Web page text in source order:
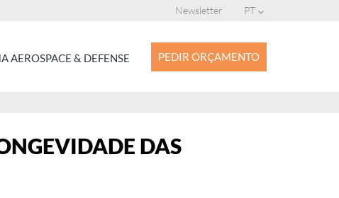
PT
Newsletter
AEROSPACE & DEFENSE PEDIR ORÇAMENTO
DAS